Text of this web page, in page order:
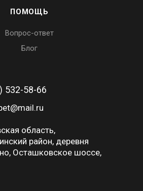
ПОМОЩЬ
Вопрос-ответ
Блог
532-58-66
область,
район, деревня
Осташковское шоссе,